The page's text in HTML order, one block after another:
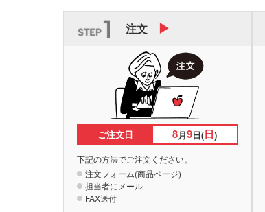
注文
ご注文日 8月9日(日)
下記の方法でご注文ください。
注文フォーム(商品ページ)
担当者にメール
FAX送付